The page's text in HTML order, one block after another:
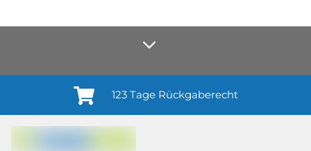
Anmelden¹
123 Tage Rückgaberecht